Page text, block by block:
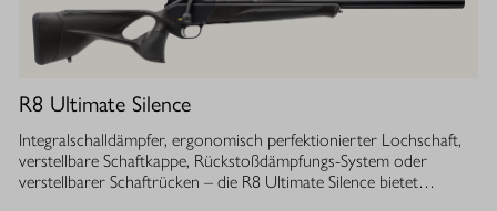
R8 Ultimate Silence
Integralschalldämpfer, ergonomisch perfektionierter Lochschaft,
verstellbare Schaftkappe, Rückstoßdämpfungs-System oder
verstellbarer Schaftrücken – die R8 Ultimate Silence bietet